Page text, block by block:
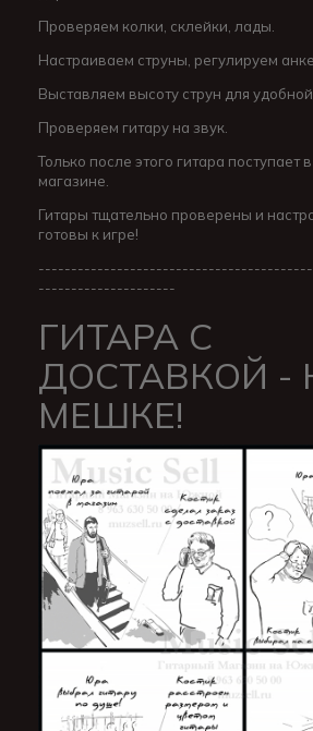
Проверяем колки, склейки, лады.
Настраиваем струны, регулируем
Выставляем высоту струн для
Проверяем гитару на звук.
Только после этого гитара
магазине.
Гитары тщательно проверены и
готовы к игре!
---------------------
ГИТАРА С
ДОСТАВКОЙ -
МЕШКЕ!